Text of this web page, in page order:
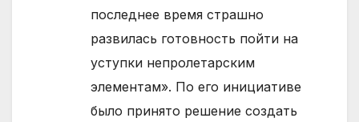
последнее время страшно
развилась готовность пойти на
уступки непролетарским
элементам». По его инициативе
было принято решение создать